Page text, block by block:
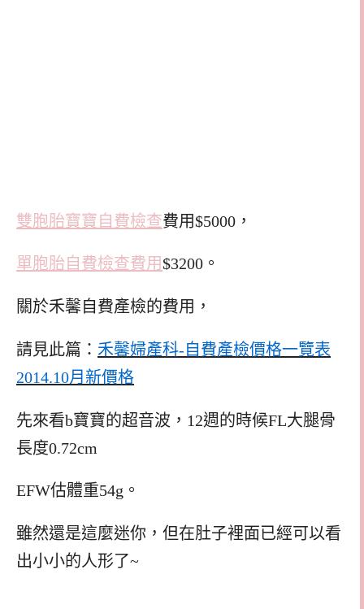
雙胞胎寶寶自費檢查費用$5000，
單胞胎自費檢查費用$3200。
關於禾馨自費產檢的費用，
請見此篇： 禾馨婦產科-自費產檢價格一覽表
2014.10月新價格
先來看b寶寶的超音波，12週的時候FL大腿骨
長度0.72cm
EFW估體重54g。
雖然還是這麼迷你，但在肚子裡面已經可以看
出小小的人形了~